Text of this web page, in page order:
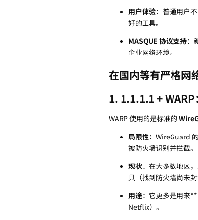
用户体验：普通用户
好的工具。
MASQUE 协议支持：
企业网络环境。
在国内等有严格网
1. 1.1.1.1 +
WARP 使用的是标准的
局限性：WireGuard
被防火墙识别并拦截。
现状：在大多数地区
具（找到防火墙尚未
用途：它更多是用来
Netflix）。